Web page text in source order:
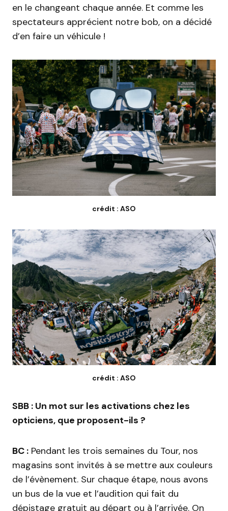
en le changeant chaque année. Et comme les
spectateurs apprécient notre bob, on a décidé
d’en faire un véhicule !
crédit : ASO
crédit : ASO
SBB : Un mot sur les activations chez les
opticiens, que proposent-ils ?
BC : Pendant les trois semaines du Tour, nos
magasins sont invités à se mettre aux couleurs
de l’évènement. Sur chaque étape, nous avons
un bus de la vue et l’audition qui fait du
dépistage gratuit au départ ou à l’arrivée. On